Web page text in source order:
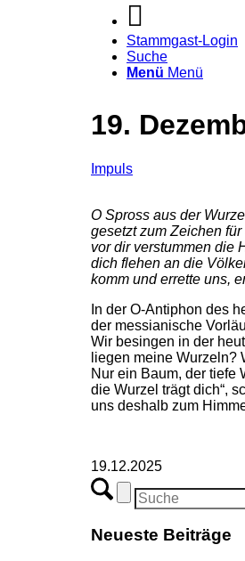
Stammgast-Login
Suche
Menü Menü
19.
Impuls
O Spross aus der
gesetzt zum Zeichen
vor dir verstummen die
dich flehen an die
komm und errette uns,
In der O-Antiphon des
der messianische
Wir besingen in der
liegen meine Wurzeln?
Nur ein Baum, der tiefe
die Wurzel trägt dich“,
uns deshalb zum
19.12.2025
Neueste Beiträge